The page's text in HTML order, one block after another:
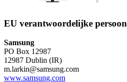
EU verantwoordelijke persoon
Samsung
PO Box 12987
12987 Dublin (IR)
m.larkin@samsung.com
www.samsung.com